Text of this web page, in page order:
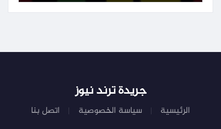
جريدة ترند نيوز
الرئيسية سياسة الخصوصية اتصل بنا